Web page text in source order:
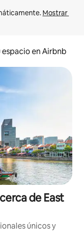
Mostrar
espacio en Airbnb
de East
únicos y